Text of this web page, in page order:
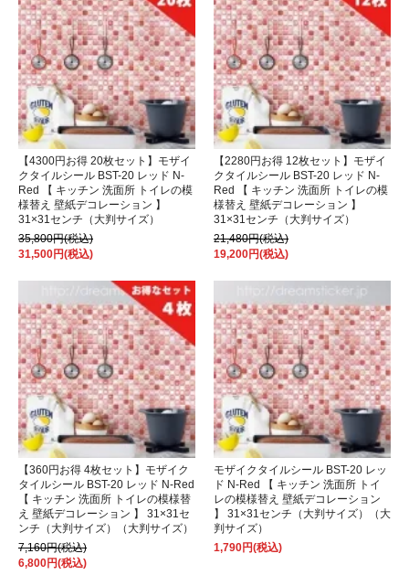
【4300円お得 20枚セット】モザイ
クタイルシール BST-20 レッド N-
Red 【 キッチン 洗面所 トイレの模
様替え 壁紙デコレーション 】
31×31センチ（大判サイズ）
35,800円(税込)
31,500円(税込)
【2280円お得 12枚セット】モザイ
クタイルシール BST-20 レッド N-
Red 【 キッチン 洗面所 トイレの模
様替え 壁紙デコレーション 】
31×31センチ（大判サイズ）
21,480円(税込)
19,200円(税込)
【360円お得 4枚セット】モザイク
タイルシール BST-20 レッド N-Red
【 キッチン 洗面所 トイレの模様替
え 壁紙デコレーション 】 31×31セ
ンチ（大判サイズ）（大判サイズ）
7,160円(税込)
6,800円(税込)
モザイクタイルシール BST-20 レッ
ド N-Red 【 キッチン 洗面所 トイ
レの模様替え 壁紙デコレーション
】 31×31センチ（大判サイズ）（大
判サイズ）
1,790円(税込)